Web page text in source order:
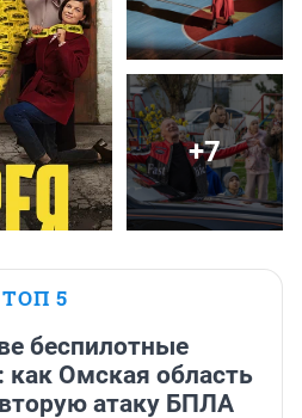
+7
ТОП 5
беспилотные
как Омская область
атаку БПЛА